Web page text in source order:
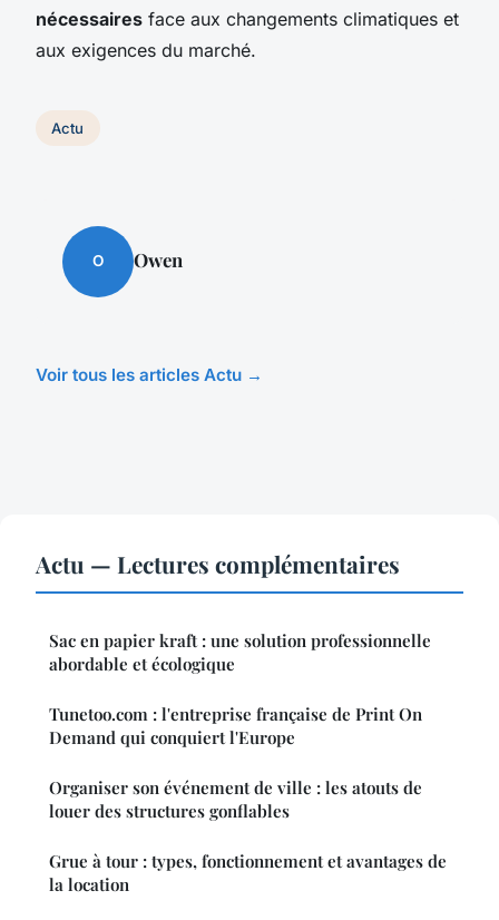
nécessaires face aux changements climatiques et
aux exigences du marché.
Actu
O Owen
Voir tous les articles Actu →
Actu — Lectures complémentaires
Sac en papier kraft : une solution professionnelle
abordable et écologique
Tunetoo.com : l'entreprise française de Print On
Demand qui conquiert l'Europe
Organiser son événement de ville : les atouts de
louer des structures gonflables
Grue à tour : types, fonctionnement et avantages de
la location